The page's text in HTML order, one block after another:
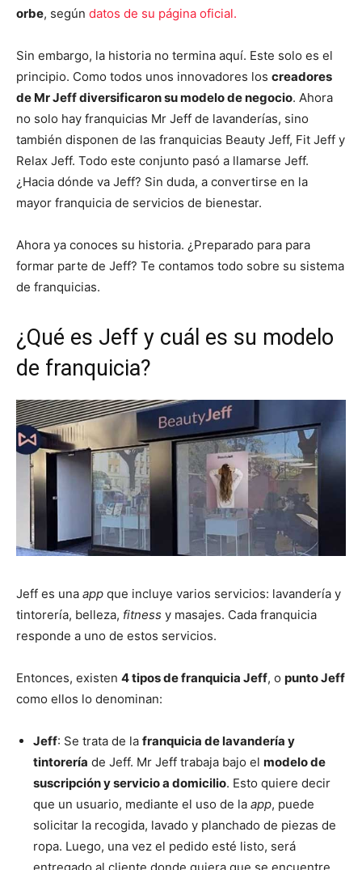
orbe, según datos de su página oficial.
Sin embargo, la historia no termina aquí. Este solo es el
principio. Como todos unos innovadores los creadores
de Mr Jeff diversificaron su modelo de negocio. Ahora
no solo hay franquicias Mr Jeff de lavanderías, sino
también disponen de las franquicias Beauty Jeff, Fit Jeff y
Relax Jeff. Todo este conjunto pasó a llamarse Jeff.
¿Hacia dónde va Jeff? Sin duda, a convertirse en la
mayor franquicia de servicios de bienestar.
Ahora ya conoces su historia. ¿Preparado para para
formar parte de Jeff? Te contamos todo sobre su sistema
de franquicias.
¿Qué es Jeff y cuál es su modelo
de franquicia?
Jeff es una app que incluye varios servicios: lavandería y
tintorería, belleza, fitness y masajes. Cada franquicia
responde a uno de estos servicios.
Entonces, existen 4 tipos de franquicia Jeff, o punto Jeff
como ellos lo denominan:
Jeff: Se trata de la franquicia de lavandería y
tintorería de Jeff. Mr Jeff trabaja bajo el modelo de
suscripción y servicio a domicilio. Esto quiere decir
que un usuario, mediante el uso de la app, puede
solicitar la recogida, lavado y planchado de piezas de
ropa. Luego, una vez el pedido esté listo, será
entregado al cliente donde quiera que se encuentre.